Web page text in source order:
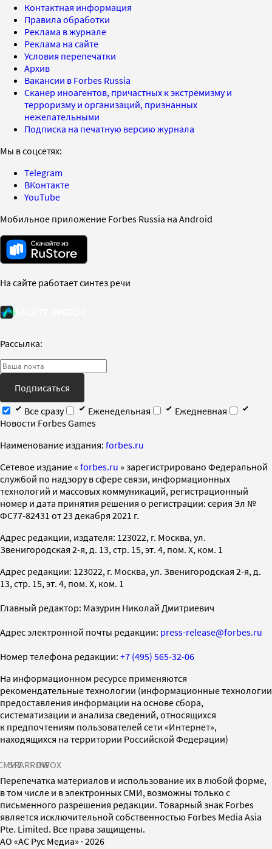
Контактная информация
Правила обработки
Реклама в журнале
Реклама на сайте
Условия перепечатки
Архив
Вакансии в Forbes Russia
Сканер иноагентов, причастных к экстремизму и
терроризму и организаций, признанных
нежелательными
Подписка на печатную версию журнала
Мы в соцсетях:
Telegram
ВКонтакте
YouTube
Мобильное приложение Forbes Russia на Android
На сайте работает синтез речи
Рассылка:
Подписаться
Все сразу
Еженедельная
Ежедневная
Новости Forbes Games
Наименование издания: forbes.ru
Cетевое издание « forbes.ru » зарегистрировано Федеральной
службой по надзору в сфере связи, информационных
технологий и массовых коммуникаций, регистрационный
номер и дата принятия решения о регистрации: серия Эл №
ФС77-82431 от 23 декабря 2021 г.
Адрес редакции, издателя: 123022, г. Москва, ул.
Звенигородская 2-я, д. 13, стр. 15, эт. 4, пом. X, ком. 1
Адрес редакции: 123022, г. Москва, ул. Звенигородская 2-я, д.
13, стр. 15, эт. 4, пом. X, ком. 1
Главный редактор: Мазурин Николай Дмитриевич
Адрес электронной почты редакции: press-release@forbes.ru
Номер телефона редакции: +7 (495) 565-32-06
На информационном ресурсе применяются
рекомендательные технологии (информационные технологии
предоставления информации на основе сбора,
систематизации и анализа сведений, относящихся
к предпочтениям пользователей сети «Интернет»,
находящихся на территории Российской Федерации)
SPARROWINFOX
Перепечатка материалов и использование их в любой форме,
в том числе и в электронных СМИ, возможны только с
письменного разрешения редакции. Товарный знак Forbes
является исключительной собственностью Forbes Media Asia
Pte. Limited. Все права защищены.
AO «АС Рус Медиа» · 2026